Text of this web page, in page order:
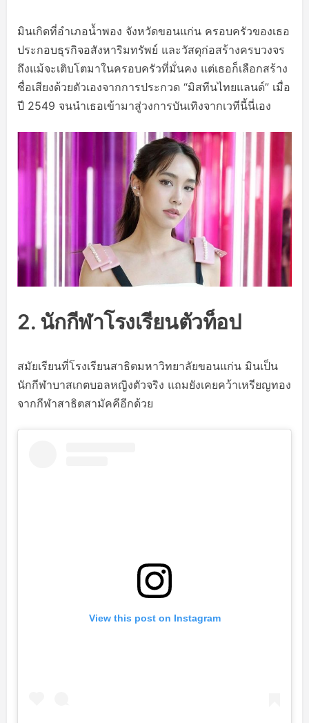
มินเกิดที่อำเภอน้ำพอง จังหวัดขอนแก่น ครอบครัวของเธอ
ประกอบธุรกิจอสังหาริมทรัพย์ และวัสดุก่อสร้างครบวงจร
ถึงแม้จะเติบโตมาในครอบครัวที่มั่นคง แต่เธอก็เลือกสร้าง
ชื่อเสียงด้วยตัวเองจากการประกวด “มิสทีนไทยแลนด์” เมื่อ
ปี 2549 จนนำเธอเข้ามาสู่วงการบันเทิงจากเวทีนี้นี่เอง
2. นักกีฬาโรงเรียนตัวท็อป
สมัยเรียนที่โรงเรียนสาธิตมหาวิทยาลัยขอนแก่น มินเป็น
นักกีฬาบาสเกตบอลหญิงตัวจริง แถมยังเคยคว้าเหรียญทอง
จากกีฬาสาธิตสามัคคีอีกด้วย
View this post on Instagram